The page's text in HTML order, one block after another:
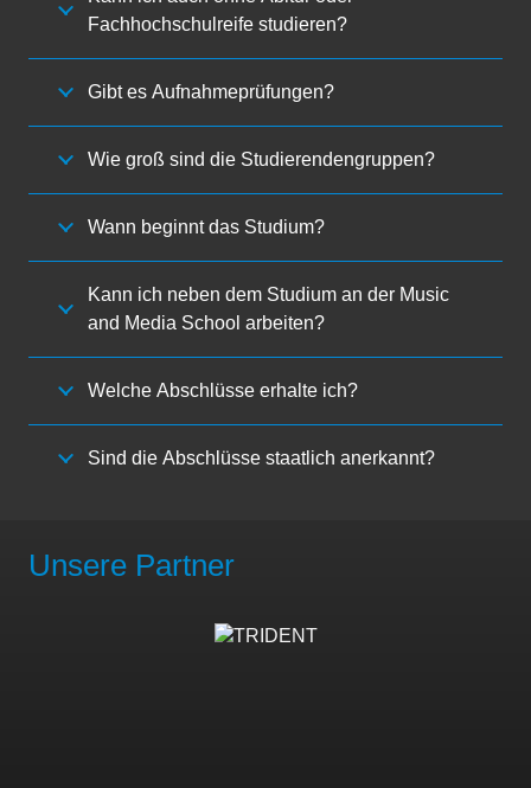
Fachhochschulreife studieren?
Gibt es Aufnahmeprüfungen?
Wie groß sind die Studierendengruppen?
Wann beginnt das Studium?
Kann ich neben dem Studium an der Music
and Media School arbeiten?
Welche Abschlüsse erhalte ich?
Sind die Abschlüsse staatlich anerkannt?
Unsere Partner